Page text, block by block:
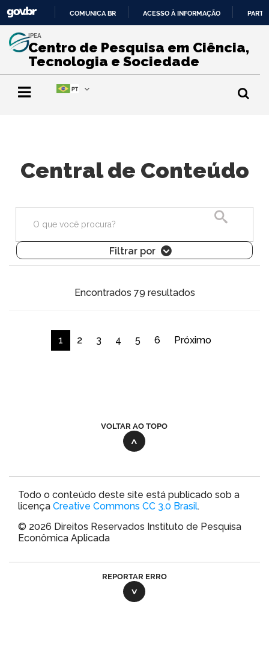
PARA
O
CONTEÚDO
COMUNICA BR ACESSO À INFORMAÇÃO
IPEA
Centro de Pesquisa em Ciência,
Tecnologia e Sociedade
Central de Conteúdo
Filtrar por
Encontrados 79 resultados
1 2 3 4 5 6 Próximo
VOLTAR AO TOPO
Todo o conteúdo deste site está publicado sob a
licença Creative Commons CC 3.0 Brasil.
© 2026 Direitos Reservados Instituto de Pesquisa
Econômica Aplicada
REPORTAR ERRO